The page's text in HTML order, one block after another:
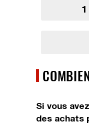
Si vous
des achats